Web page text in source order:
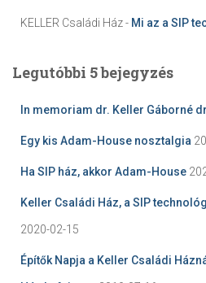
KELLER Családi Ház- Mi az a SIP
Legutóbbi 5 bejegyzés
In memoriam dr. Keller Gáborné
Egy kis Adam-House nosztalgia
Ha SIP ház, akkor Adam-House
Keller Családi Ház, a SIP
2020-02-15
Építők Napja a Keller Családi